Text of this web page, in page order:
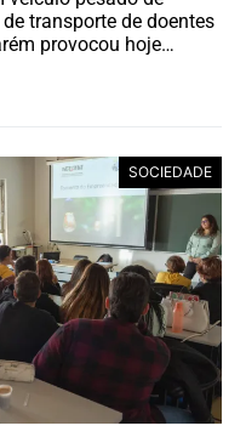
transporte de doentes
provocou hoje…
SOCIEDADE